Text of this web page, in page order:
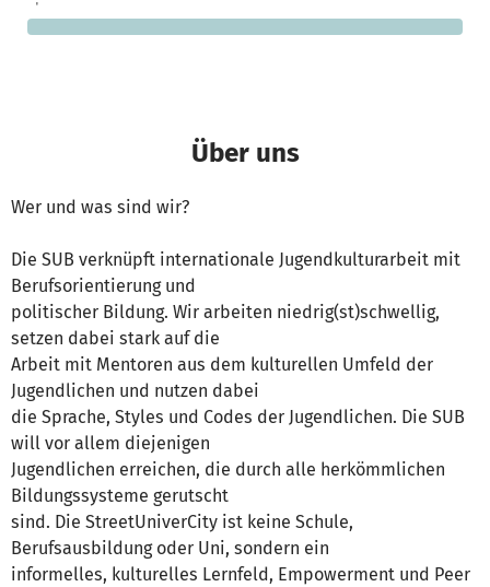
Über uns
Wer und was sind wir?
Die SUB verknüpft internationale Jugendkulturarbeit mit
Berufsorientierung und
politischer Bildung. Wir arbeiten niedrig(st)schwellig,
setzen dabei stark auf die
Arbeit mit Mentoren aus dem kulturellen Umfeld der
Jugendlichen und nutzen dabei
die Sprache, Styles und Codes der Jugendlichen. Die SUB
will vor allem diejenigen
Jugendlichen erreichen, die durch alle herkömmlichen
Bildungssysteme gerutscht
sind. Die StreetUniverCity ist keine Schule,
Berufsausbildung oder Uni, sondern ein
informelles, kulturelles Lernfeld, Empowerment und Peer